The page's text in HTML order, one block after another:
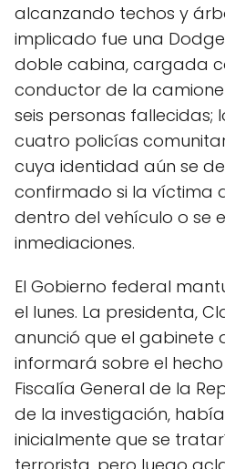
alcanzando techos y
implicado fue una
doble cabina, cargada
conductor de la
seis personas fallecidas;
cuatro policías
cuya identidad aún se
confirmado si la víctima
dentro del vehículo o se
inmediaciones.
El Gobierno federal
el lunes. La presidenta,
anunció que el gabinete
informará sobre el hecho
Fiscalía General de la
de la investigación,
inicialmente que se